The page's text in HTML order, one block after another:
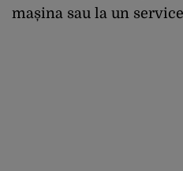
mașina sau la un